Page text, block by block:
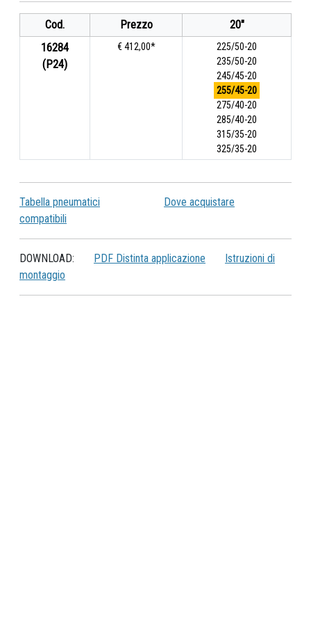
Cod. Prezzo
20"
16284
(P24)
€ 412,00*
225/50-20
235/50-20
245/45-20
255/45-20
275/40-20
285/40-20
315/35-20
325/35-20
Tabella pneumatici
compatibili
Dove acquistare
DOWNLOAD: PDF Distinta applicazione
Istruzioni di
montaggio